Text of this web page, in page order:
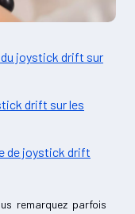
joystick drift sur
drift sur les
de joystick drift
remarquez parfois